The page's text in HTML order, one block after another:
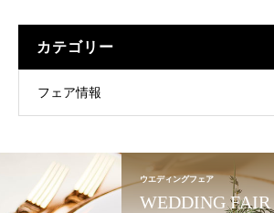
カテゴリー
フェア情報
ウエディングフェア
WEDDING FAIR